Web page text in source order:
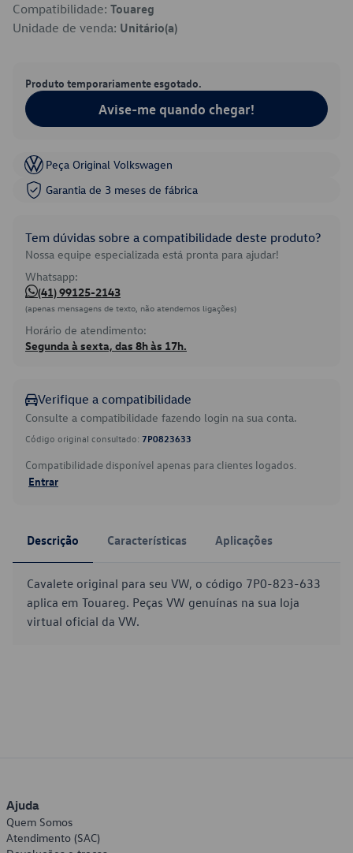
Compatibilidade: Touareg
Unidade de venda: Unitário(a)
Produto temporariamente esgotado.
Avise-me quando chegar!
Peça Original Volkswagen
Garantia de 3 meses de fábrica
Tem dúvidas sobre a compatibilidade deste produto?
Nossa equipe especializada está pronta para ajudar!
Whatsapp:
(41) 99125-2143
(apenas mensagens de texto, não atendemos ligações)
Horário de atendimento:
Segunda à sexta, das 8h às 17h.
Verifique a compatibilidade
Consulte a compatibilidade fazendo login na sua conta.
Código original consultado: 7P0823633
Compatibilidade disponível apenas para clientes logados.
Entrar
Descrição Características Aplicações
Cavalete original para seu VW, o código 7P0-823-633
aplica em Touareg. Peças VW genuínas na sua loja
virtual oficial da VW.
Ajuda
Quem Somos
Atendimento (SAC)